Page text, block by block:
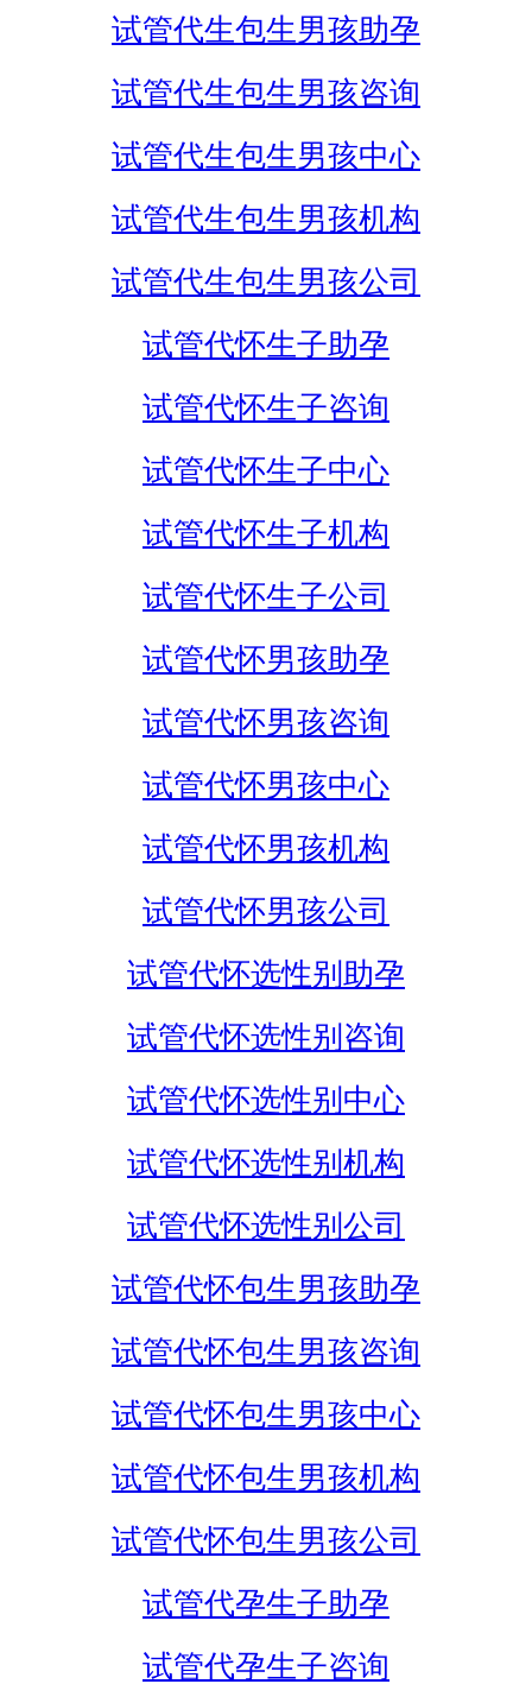
试管代生包生男孩助孕
试管代生包生男孩咨询
试管代生包生男孩中心
试管代生包生男孩机构
试管代生包生男孩公司
试管代怀生子助孕
试管代怀生子咨询
试管代怀生子中心
试管代怀生子机构
试管代怀生子公司
试管代怀男孩助孕
试管代怀男孩咨询
试管代怀男孩中心
试管代怀男孩机构
试管代怀男孩公司
试管代怀选性别助孕
试管代怀选性别咨询
试管代怀选性别中心
试管代怀选性别机构
试管代怀选性别公司
试管代怀包生男孩助孕
试管代怀包生男孩咨询
试管代怀包生男孩中心
试管代怀包生男孩机构
试管代怀包生男孩公司
试管代孕生子助孕
试管代孕生子咨询